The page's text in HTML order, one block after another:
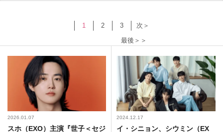
1 2 3
次＞
最後＞＞
2026.01.07
スホ（EXO）主演『世子＜セジ
2024.12.17
イ・シニョン、シウミン（EX